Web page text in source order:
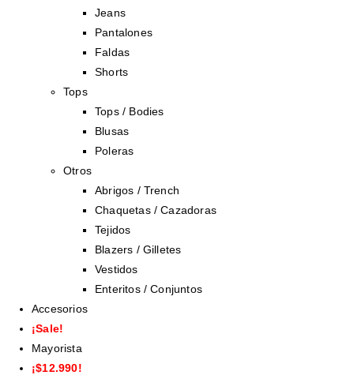
Jeans
Pantalones
Faldas
Shorts
Tops
Tops / Bodies
Blusas
Poleras
Otros
Abrigos / Trench
Chaquetas / Cazadoras
Tejidos
Blazers / Gilletes
Vestidos
Enteritos / Conjuntos
Accesorios
¡Sale!
Mayorista
¡$12.990!